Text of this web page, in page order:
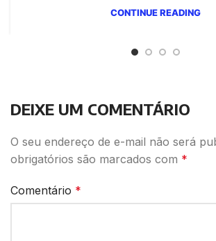
CONTINUE READING
DEIXE UM COMENTÁRIO
O seu endereço de e-mail não será
obrigatórios são marcados com *
Comentário *